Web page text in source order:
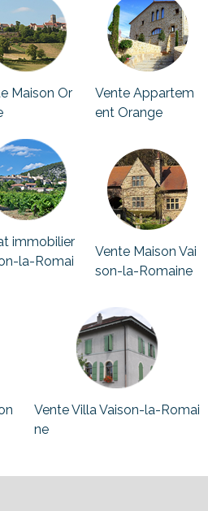
Maison Or
Vente Appartem
ent Orange
immobilier
la-Romai
Vente Maison Vai
son-la-Romaine
Vente Villa Vaison-la-Romai
ne